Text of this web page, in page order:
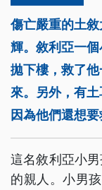
傷亡嚴重的土
輝。敘利亞一
拋下樓，救了
來。另外，有
因為他們還想要
這名敘利亞小
的親人。小男